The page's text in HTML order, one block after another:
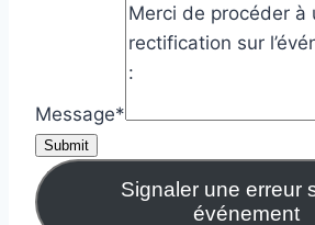
Message*
Submit
Signaler une erreur
événement